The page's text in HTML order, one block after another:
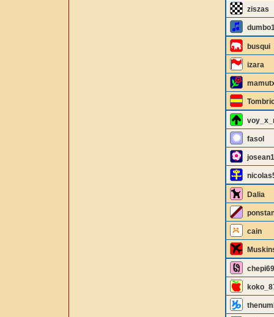
ziszas
busqui
izara
fasol
josean1
Dalia
cain
chepi69